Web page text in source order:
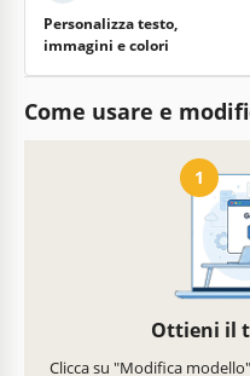
Personalizza testo,
immagini e colori
Come usare e
1
Ottieni il
Clicca su "Modifica